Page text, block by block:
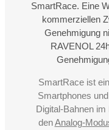
SmartRace. Eine
kommerziellen
Genehmigung
RAVENOL
SmartRace ist
Smartphones
Digital-Bahnen
denAnalog-